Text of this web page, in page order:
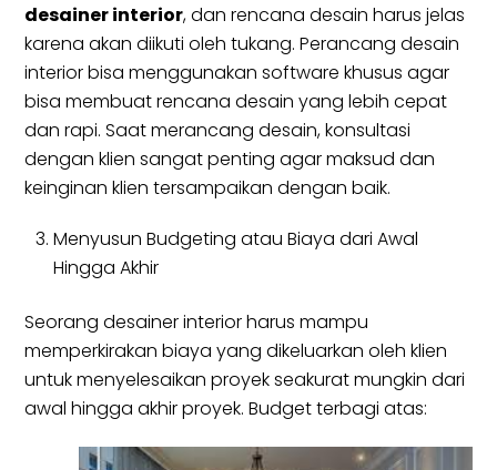
desainer interior, dan rencana desain harus jelas
karena akan diikuti oleh tukang. Perancang desain
interior bisa menggunakan software khusus agar
bisa membuat rencana desain yang lebih cepat
dan rapi. Saat merancang desain, konsultasi
dengan klien sangat penting agar maksud dan
keinginan klien tersampaikan dengan baik.
Menyusun Budgeting atau Biaya dari Awal
Hingga Akhir
Seorang desainer interior harus mampu
memperkirakan biaya yang dikeluarkan oleh klien
untuk menyelesaikan proyek seakurat mungkin dari
awal hingga akhir proyek. Budget terbagi atas: